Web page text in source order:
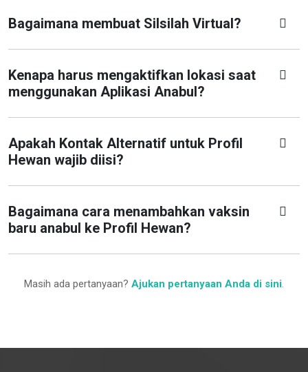
Bagaimana membuat Silsilah Virtual?
Kenapa harus mengaktifkan lokasi saat
menggunakan Aplikasi Anabul?
Apakah Kontak Alternatif untuk Profil
Hewan wajib diisi?
Bagaimana cara menambahkan vaksin
baru anabul ke Profil Hewan?
Masih ada pertanyaan? Ajukan pertanyaan Anda di sini.